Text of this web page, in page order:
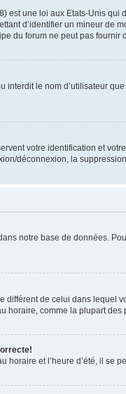
est une loi aux Etats-Unis qui
d’identifier un mineur de
du forum ne peut pas
interdit le nom d’utilisateur
votre identification et
déconnexion, la
notre base de données.
différent de celui dans lequel
comme la plupart
horaire et l’heure d’été, il se